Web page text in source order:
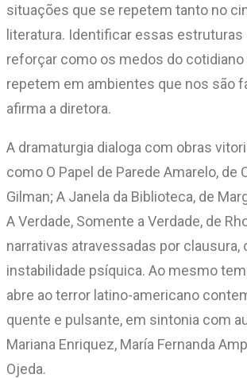
situações que se repetem tanto no
literatura. Identificar essas estruturas
reforçar como os medos do
repetem em ambientes que nos são
afirma a diretora.
A dramaturgia dialoga com obras
como O Papel de Parede Amarelo, de
Gilman; A Janela da Biblioteca, de
A Verdade, Somente a Verdade, de
narrativas atravessadas por clausura,
instabilidade psíquica. Ao mesmo
abre ao terror latino-americano
quente e pulsante, em sintonia com
Mariana Enriquez, María Fernanda
Ojeda.